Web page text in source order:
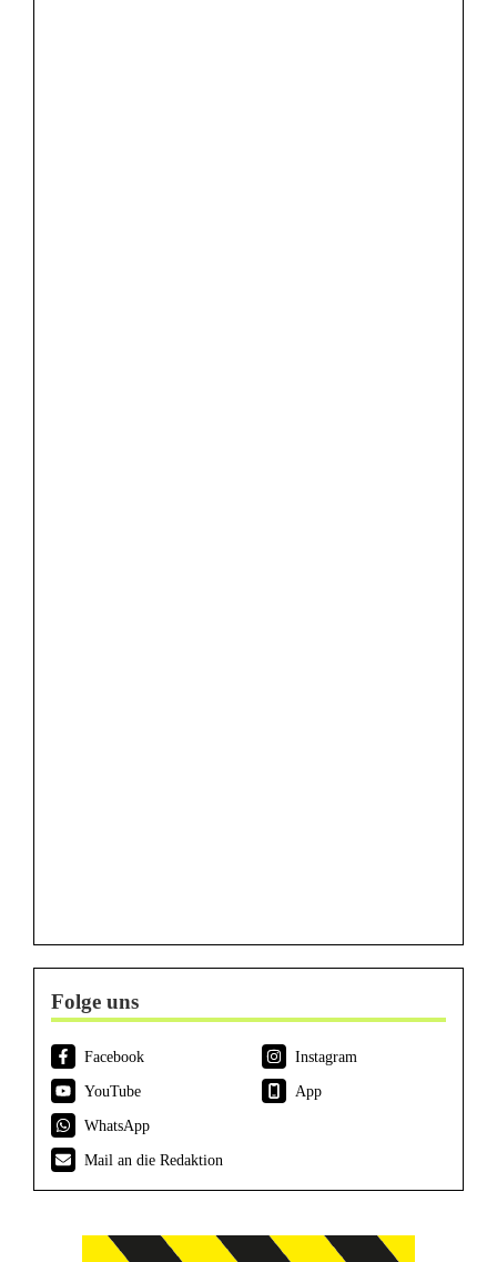
Folge uns
Facebook
Instagram
YouTube
App
WhatsApp
Mail an die Redaktion